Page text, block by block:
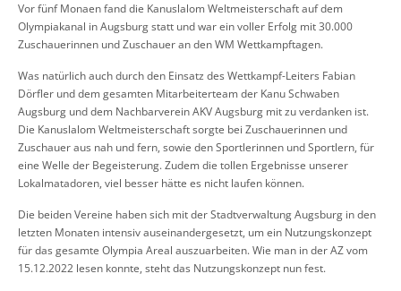
Vor fünf Monaen fand die Kanuslalom Weltmeisterschaft auf dem
Olympiakanal in Augsburg statt und war ein voller Erfolg mit 30.000
Zuschauerinnen und Zuschauer an den WM Wettkampftagen.
Was natürlich auch durch den Einsatz des Wettkampf-Leiters Fabian
Dörfler und dem gesamten Mitarbeiterteam der Kanu Schwaben
Augsburg und dem Nachbarverein AKV Augsburg mit zu verdanken ist.
Die Kanuslalom Weltmeisterschaft sorgte bei Zuschauerinnen und
Zuschauer aus nah und fern, sowie den Sportlerinnen und Sportlern, für
eine Welle der Begeisterung. Zudem die tollen Ergebnisse unserer
Lokalmatadoren, viel besser hätte es nicht laufen können.
Die beiden Vereine haben sich mit der Stadtverwaltung Augsburg in den
letzten Monaten intensiv auseinandergesetzt, um ein Nutzungskonzept
für das gesamte Olympia Areal auszuarbeiten. Wie man in der AZ vom
15.12.2022 lesen konnte, steht das Nutzungskonzept nun fest.